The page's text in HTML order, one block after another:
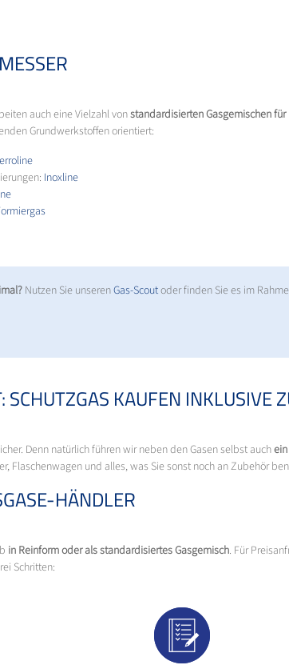
auch eine Vielzahl vonstandardisierten Gasgemischen
Grundwerkstoffen orientiert:
Inoxline
Nutzen Sie unserenGas-Scoutoder finden Sie es im
KAUFEN INKLUSIVE
Denn natürlich führen wir neben den Gasen selbst auch
Flaschenwagen und alles, was Sie sonst noch an Zubehör
HÄNDLER
in Reinform oder als standardisiertes Gasgemisch. Für
Schritten: